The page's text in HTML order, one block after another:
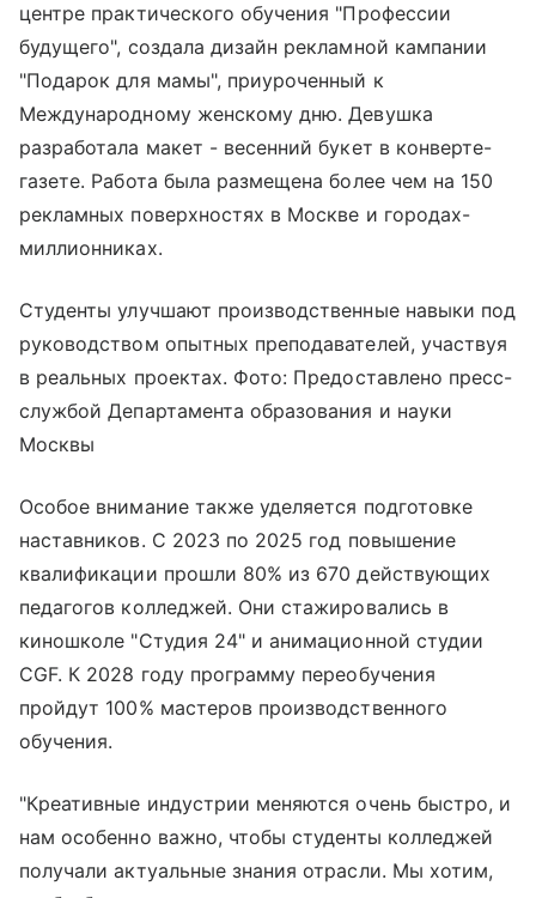
центре практического обучения "Профессии
будущего", создала дизайн рекламной кампании
"Подарок для мамы", приуроченный к
Международному женскому дню. Девушка
разработала макет - весенний букет в конверте-
газете. Работа была размещена более чем на 150
рекламных поверхностях в Москве и городах-
миллионниках.
Студенты улучшают производственные навыки под
руководством опытных преподавателей, участвуя
в реальных проектах. Фото: Предоставлено пресс-
службой Департамента образования и науки
Москвы
Особое внимание также уделяется подготовке
наставников. С 2023 по 2025 год повышение
квалификации прошли 80% из 670 действующих
педагогов колледжей. Они стажировались в
киношколе "Студия 24" и анимационной студии
CGF. К 2028 году программу переобучения
пройдут 100% мастеров производственного
обучения.
"Креативные индустрии меняются очень быстро, и
нам особенно важно, чтобы студенты колледжей
получали актуальные знания отрасли. Мы хотим,